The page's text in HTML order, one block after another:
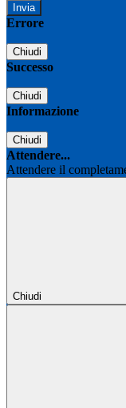
Errore
Chiudi
Successo
Chiudi
Informazione
Chiudi
Attendere...
Attendere il
Chiudi